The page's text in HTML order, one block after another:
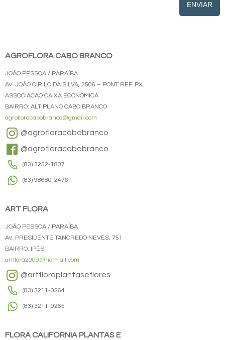
ENVIAR
AGROFLORA CABO BRANCO
JOÃO PESSOA / PARAÍBA
AV. JOÃO CIRILO DA SILVA, 2506 – PONT REF. PX.
ASSOCIACAO CAIXA ECONOMICA
BAIRRO: ALTIPLANO CABO BRANCO
agrofloracabobranco@gmail.com
@agrofloracabobranco
@agrofloracabobranco
(83) 3252-1807
(83) 98680-2476
ART FLORA
JOÃO PESSOA / PARAÍBA
AV. PRESIDENTE TANCREDO NEVES, 751
BAIRRO: IPÊS
artflora2009@hotmail.com
@artfloraplantaseflores
(83) 3211-0264
(83) 3211-0265
FLORA CALIFORNIA PLANTAS E